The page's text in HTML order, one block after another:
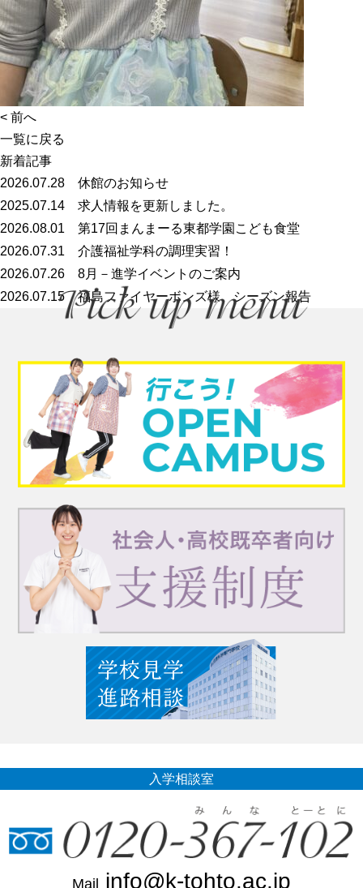
< 前へ
一覧に戻る
新着記事
2026.07.28 休館のお知らせ
2025.07.14 求人情報を更新しました。
2026.08.01 第17回まんまーる東都学園こども食堂
2026.07.31 介護福祉学科の調理実習！
2026.07.26 8月－進学イベントのご案内
2026.07.15福島ファイヤーボンズ様 シーズン報告
入学相談室
Mail info@k-tohto.ac.jp